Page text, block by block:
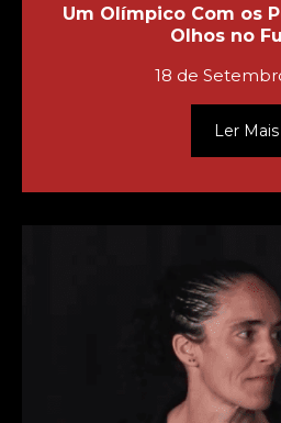
Um Olímpico Com os
Olhos no
18 de
Ler Mais